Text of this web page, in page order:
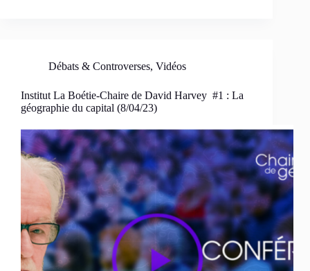
Débats & Controverses, Vidéos
Institut La Boétie-Chaire de David Harvey #1 : La
géographie du capital (8/04/23)